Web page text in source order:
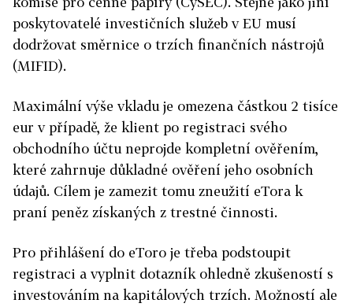
poskytovatelé investičních služeb v EU musí
dodržovat směrnice o trzích finančních nástrojů
(MIFID).
Maximální výše vkladu je omezena částkou 2 tisíce
eur v případě, že klient po registraci svého
obchodního účtu neprojde kompletní ověřením,
které zahrnuje důkladné ověření jeho osobních
údajů. Cílem je zamezit tomu zneužití eTora k
praní peněz získaných z trestné činnosti.
Pro přihlášení do eToro je třeba podstoupit
registraci a vyplnit dotazník ohledně zkušeností s
investováním na kapitálových trzích. Možností ale